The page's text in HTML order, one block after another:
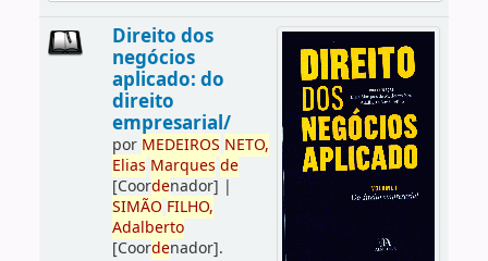
Direito dos
negócios
aplicado: do
direito
empresarial/
por MEDEIROS NETO,
Elias Marques de
[Coordenador] |
SIMÃO FILHO,
Adalberto
[Coordenador].